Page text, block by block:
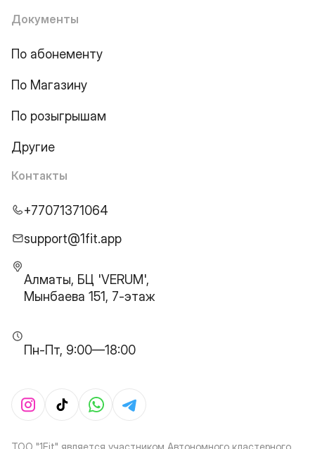
Документы
По абонементу
По Магазину
По розыгрышам
Другие
Контакты
+77071371064
support@1fit.app
Алматы, БЦ 'VERUM',
Мынбаева 151, 7-этаж
Пн-Пт, 9:00—18:00
ТОО "1Fit" является участником Автономного кластерного